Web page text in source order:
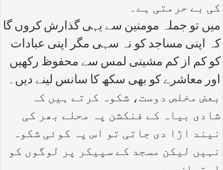
کی بے حرمتی ہے۔
میں تو جملہ مومنین سے یہی گذارش کروں گا
کہ اپنی مساجد کو نہ سہی مگر اپنی عبادات
کو کم از کم مشینی لمس سے محفوظ رکھیں
اور معاشرے کو بھی سکھ کا سانس لینے دیں۔
بعض مخلص دوست، شکوہ کرتے ہیں کہ
شادی بیاہ کے فنکشن پہ محلے بھر کی
نیند اڑا دی جاتی تو اس پہ کوئی شکوہ
نہیں لیکن مسجد کے سپیکر پر لوگوں کو